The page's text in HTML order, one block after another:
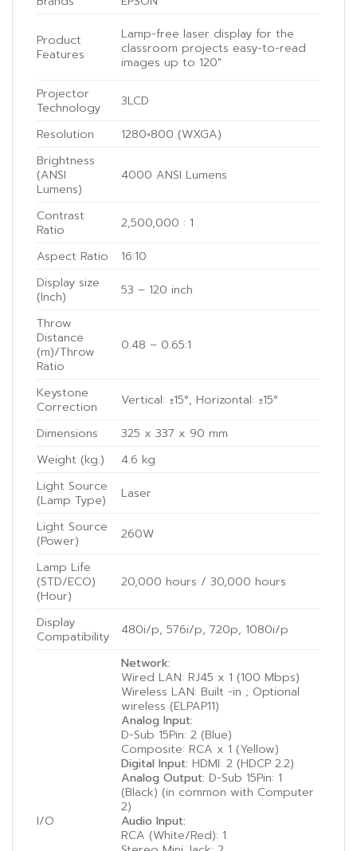
Product
Features
Lamp-free laser display for the
classroom projects easy-to-read
images up to 120″
Projector
Technology
3LCD
Resolution
1280×800 (WXGA)
Brightness
(ANSI
Lumens)
4000 ANSI Lumens
Contrast
Ratio
2,500,000 : 1
Aspect Ratio
16:10
Display size
(Inch)
53 – 120 inch
Throw
Distance
(m)/Throw
Ratio
0.48 – 0.65:1
Keystone
Correction
Vertical: ±15°, Horizontal: ±15°
Dimensions
325‎ x 337 x 90 mm
Weight (kg.)
4.6 kg
Light Source
(Lamp Type)
Laser
Light Source
(Power)
260W
Lamp Life
(STD/ECO)
(Hour)
20,000 hours / 30,000 hours
Display
Compatibility
480i/p, 576i/p, 720p, 1080i/p
I/O
Network:
Wired LAN: RJ45 x 1 (100 Mbps)
Wireless LAN: Built -in ; Optional
wireless (ELPAP11)
Analog Input:
D-Sub 15Pin: 2 (Blue)
Composite: RCA x 1 (Yellow)
Digital Input: HDMI: 2 (HDCP 2.2)
Analog Output: D-Sub 15Pin: 1
(Black) (in common with Computer
2)
Audio Input:
RCA (White/Red): 1